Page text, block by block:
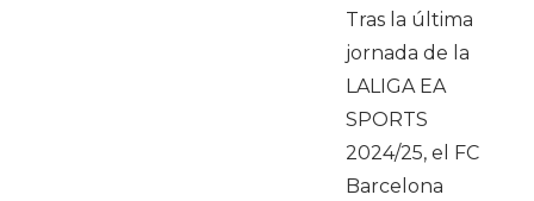
Tras la última
jornada de la
LALIGA EA
SPORTS
2024/25, el FC
Barcelona